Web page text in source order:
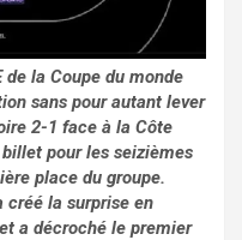
de la Coupe du monde
sans pour autant lever
2-1 face à la Côte
billet pour les seizièmes
place du groupe.
créé la surprise en
a décroché le premier